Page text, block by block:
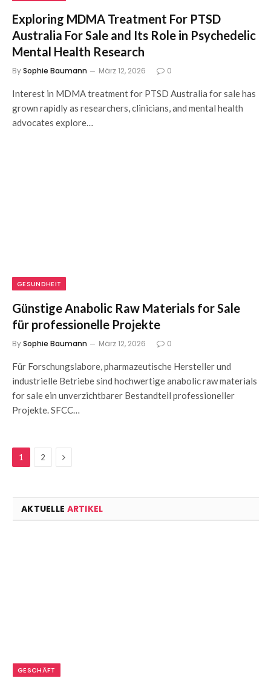
Exploring MDMA Treatment For PTSD
Australia For Sale and Its Role in Psychedelic
Mental Health Research
BySophie Baumann März 12, 2026 0
Interest in MDMA treatment for PTSD Australia for sale has
grown rapidly as researchers, clinicians, and mental health
advocates explore…
GESUNDHEIT
Günstige Anabolic Raw Materials for Sale
für professionelle Projekte
BySophie Baumann März 12, 2026 0
Für Forschungslabore, pharmazeutische Hersteller und
industrielle Betriebe sind hochwertige anabolic raw materials
for sale ein unverzichtbarer Bestandteil professioneller
Projekte. SFCC…
1 2 Next
AKTUELLE ARTIKEL
GESCHÄFT